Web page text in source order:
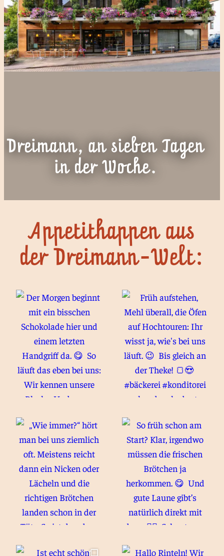
Dreimann, an sieben Tagen
in der Woche.
Appetithappen aus
der Dreimann-Welt: